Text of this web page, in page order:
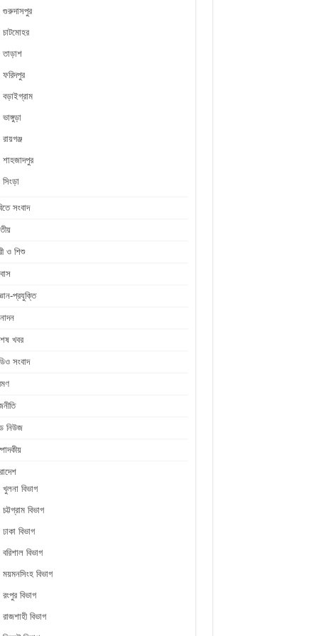
গুরুদাসপুর
চাটমোহর
তাড়াশ
ফরিদপুর
বড়াইগ্রাম
ভাঙ্গুড়া
রায়গঞ্জ
শাহজাদপুর
সিংড়া
সংবাদ
ও শিশু
প্রযুক্তি
খবর
সংবাদ
নিউজ
খুলনা বিভাগ
চট্টগ্রাম বিভাগ
ঢাকা বিভাগ
বরিশাল বিভাগ
ময়মনসিংহ বিভাগ
রংপুর বিভাগ
রাজশাহী বিভাগ